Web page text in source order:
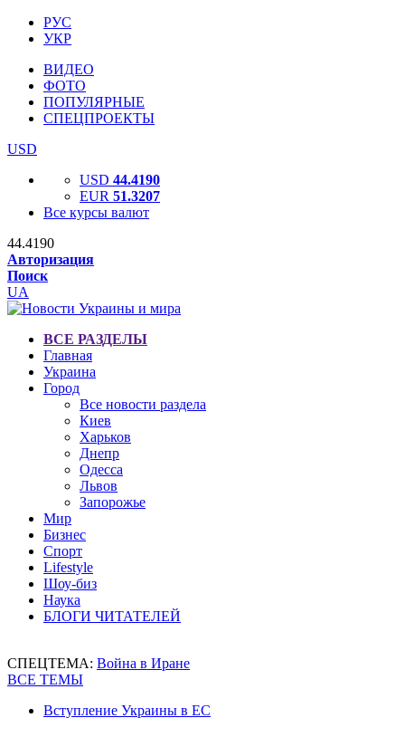
РУС
УКР
ВИДЕО
ФОТО
ПОПУЛЯРНЫЕ
СПЕЦПРОЕКТЫ
USD
USD 44.4190
EUR 51.3207
Все курсы валют
44.4190
Авторизация
Поиск
UA
ВСЕ РАЗДЕЛЫ
Главная
Украина
Город
Все новости раздела
Киев
Харьков
Днепр
Одесса
Львов
Запорожье
Мир
Бизнес
Спорт
Lifestyle
Шоу-биз
Наука
БЛОГИ ЧИТАТЕЛЕЙ
СПЕЦТЕМА: Война в Иране
ВСЕ ТЕМЫ
Вступление Украины в ЕС